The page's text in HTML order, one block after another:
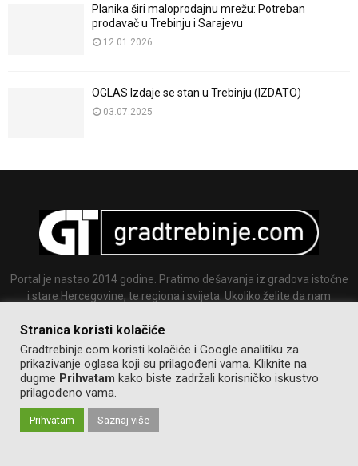
Planika širi maloprodajnu mrežu: Potreban
prodavač u Trebinju i Sarajevu
12.01.2026
OGLAS Izdaje se stan u Trebinju (IZDATO)
03.07.2025
Portal je nastao 2014 godine. Pratimo dešavanja iz gradova istočne
i stare Hercegovine, te regiona i svijeta. Ukoliko želite da nam
Stranica koristi kolačiće
Gradtrebinje.com koristi kolačiće i Google analitiku za
prikazivanje oglasa koji su prilagođeni vama. Kliknite na
dugme Prihvatam kako biste zadržali korisničko iskustvo
prilagođeno vama.
Prihvatam Saznaj više